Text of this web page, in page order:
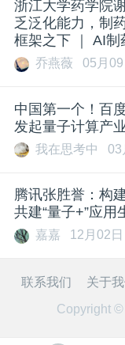
浙江大学药学院
乏泛化能力，制
框架之下 ｜ AI制
乔燕薇 05月
中国第一个！百
发起量子计算产
我在思考中 03
腾讯张胜誉：构
共建“量子+”应用
嘉嘉 12月02
联系我们 关于
Copyright